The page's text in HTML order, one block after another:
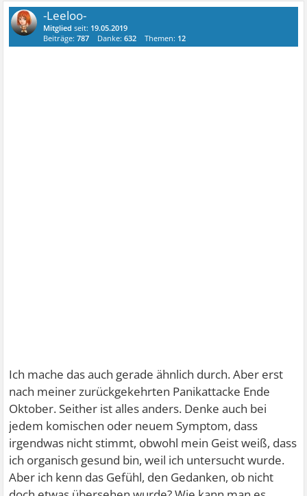
-Leeloo-
Mitglied seit: 19.05.2019
Beiträge:787 Danke:632 Themen: 12
Ich mache das auch gerade ähnlich durch. Aber erst
nach meiner zurückgekehrten Panikattacke Ende
Oktober. Seither ist alles anders. Denke auch bei
jedem komischen oder neuem Symptom, dass
irgendwas nicht stimmt, obwohl mein Geist weiß, dass
ich organisch gesund bin, weil ich untersucht wurde.
Aber ich kenn das Gefühl, den Gedanken, ob nicht